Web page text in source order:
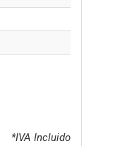
*IVA Incluido